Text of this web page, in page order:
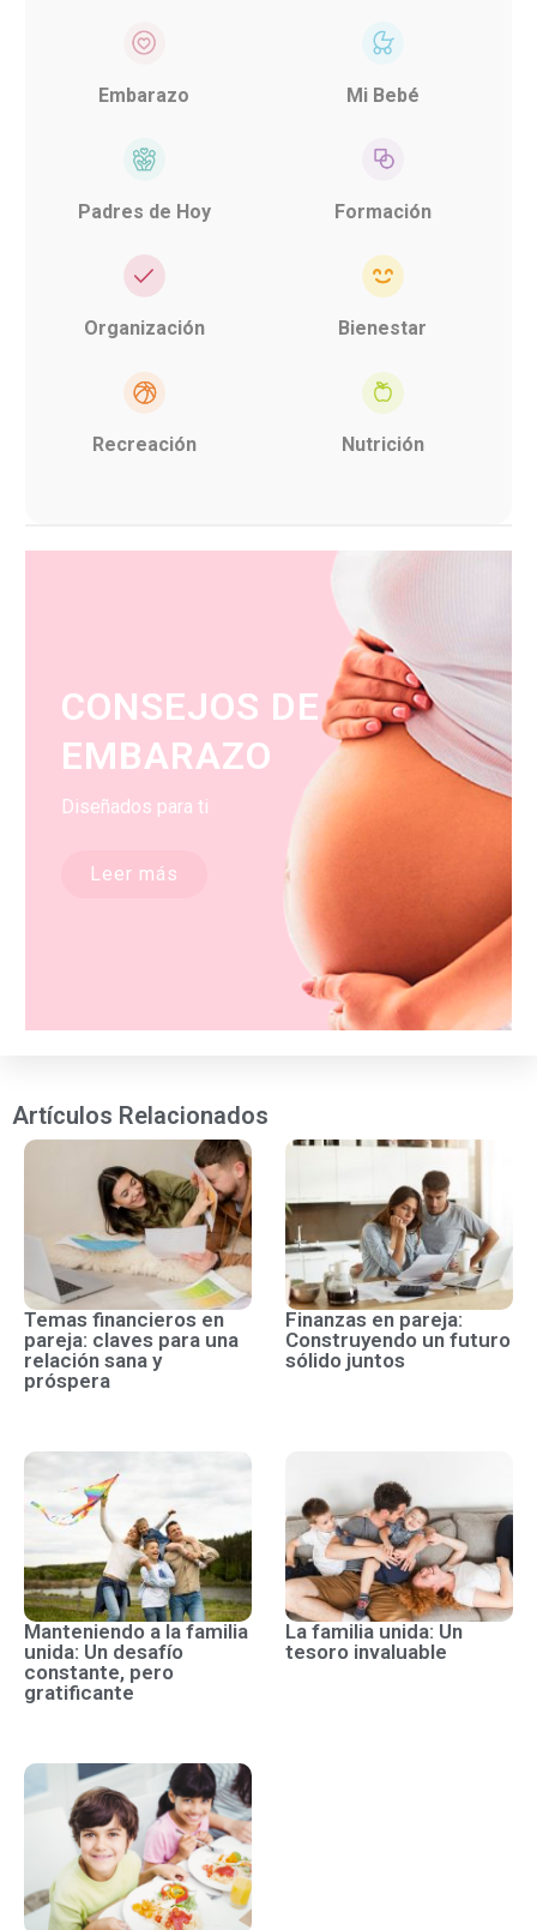
Embarazo Mi Bebé
Padres de Hoy Formación
Organización Bienestar
Recreación Nutrición
CONSEJOS DE
EMBARAZO
Diseñados para ti
Leer más
Artículos Relacionados
Temas financieros en
pareja: claves para una
relación sana y
próspera
Finanzas en pareja:
Construyendo un futuro
sólido juntos
Manteniendo a la familia
unida: Un desafío
constante, pero
gratificante
La familia unida: Un
tesoro invaluable